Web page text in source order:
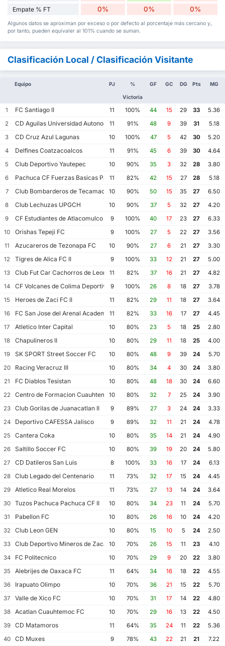
Empate % FT 0% 0% 0%
Algunos datos se aproximan por exceso o por defecto al porcentaje más cercano y,
por tanto, pueden equivaler al 101% cuando se suman.
Clasificación Local / Clasificación Visitante
Equipo PJ %
Victoria
GF GC DG Pts MG
1 FC Santiago II 11 100% 44 15 29 33
5.36
2
CD Aguilas Universidad Autonoma de Guerrero
11 91% 48 9 39 31
5.18
3
CD Cruz Azul Lagunas 10 100% 47 5 42 30
5.20
4
Delfines Coatzacoalcos 11 91% 45 6 39 30
4.64
5
Club Deportivo Yautepec 10 90% 35 3 32 28
3.80
6
Pachuca CF Fuerzas Basicas Pachuca CF III
11 82% 42 15 27 28
5.18
7
Club Bombarderos de Tecamac 10 90% 50 15 35 27
6.50
8
Club Lechuzas UPGCH 10 90% 37 5 32 27
4.20
9
CF Estudiantes de Atlacomulco 9 100% 40 17 23 27
6.33
10
Orishas Tepeji FC 9 100% 27 5 22 27
3.56
11
Azucareros de Tezonapa FC 10 90% 27 6 21 27
3.30
12
Tigres de Alica FC II 9 100% 33 12 21 27
5.00
13
Club Fut Car Cachorros de Leon 11 82% 37 16 21 27
4.82
14
CF Volcanes de Colima Deportivo Tala
9 100% 26 8 18 27
3.78
15
Heroes de Zaci FC II 11 82% 29 11 18 27
3.64
16
FC San Jose del Arenal Academia America Leyendas
11 82% 33 16 17 27
4.45
17
Atletico Inter Capital 10 80% 23 5 18 25
2.80
18
Chapulineros II 10 80% 29 11 18 25
4.00
19
SK SPORT Street Soccer FC 10 80% 48 9 39 24
5.70
20
Racing Veracruz III 10 80% 34 4 30 24
3.80
21
FC Diablos Tesistan 10 80% 48 18 30 24
6.60
22
Centro de Formacion Cuauhtemoc Blanco
10 80% 32 7 25 24
3.90
23
Club Gorilas de Juanacatlan II 9 89% 27 3 24 24
3.33
24
Deportivo CAFESSA Jalisco 9 89% 32 11 21 24
4.78
25
Cantera Coka 10 80% 35 14 21 24
4.90
26
Saltillo Soccer FC 10 80% 39 19 20 24
5.80
27
CD Datileros San Luis 8 100% 33 16 17 24
6.13
28
Club Legado del Centenario 11 73% 32 17 15 24
4.45
29
Atletico Real Morelos 11 73% 27 13 14 24
3.64
30
Tuzos Pachuca Pachuca CF II 10 80% 34 23 11 24
5.70
31
Pabellon FC 10 80% 26 16 10 24
4.20
32
Club Leon GEN 10 80% 15 10 5 24
2.50
33
Club Deportivo Mineros de Zacatecas II
10 70% 26 15 11 23
4.10
34
FC Politecnico 10 70% 29 9 20 22
3.80
35
Alebrijes de Oaxaca FC 11 64% 34 16 18 22
4.55
36
Irapuato Olimpo 10 70% 36 21 15 22
5.70
37
Valle de Xico FC 10 70% 31 17 14 22
4.80
38
Acatlan Cuauhtemoc FC 10 70% 29 16 13 22
4.50
39
CD Matamoros 11 64% 35 24 11 22
5.36
40
CD Muxes 9 78% 43 22 21 21
7.22